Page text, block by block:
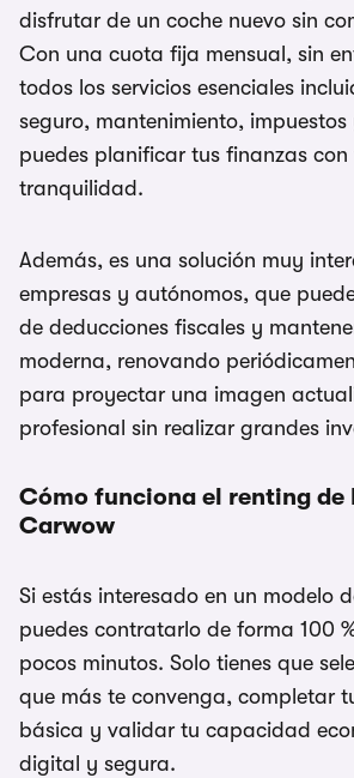
disfrutar de un coche nuevo sin
Con una cuota fija mensual, sin
todos los servicios esenciales
seguro, mantenimiento,
puedes planificar tus finanzas con
tranquilidad.
Además, es una solución muy
empresas y autónomos, que
de deducciones fiscales y
moderna, renovando
para proyectar una imagen
profesional sin realizar grandes
Cómo funciona el renting de
Carwow
Si estás interesado en un modelo
puedes contratarlo de forma 100
pocos minutos. Solo tienes que
que más te convenga, completar
básica y validar tu capacidad
digital y segura.